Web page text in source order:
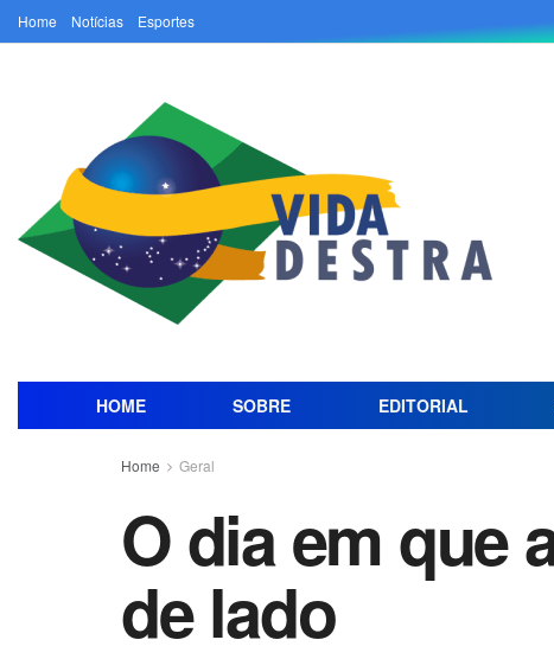
Home Notícias Esportes
HOME SOBRE EDITORIAL
Home Geral
O dia em que
de lado